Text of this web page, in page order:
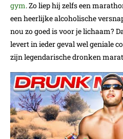
gym. Zo liep hij zelfs een
een heerlijke alcoholische
nou zo goed is voor je lichaam?
levert in ieder geval wel geniale
zijn legendarische dronken